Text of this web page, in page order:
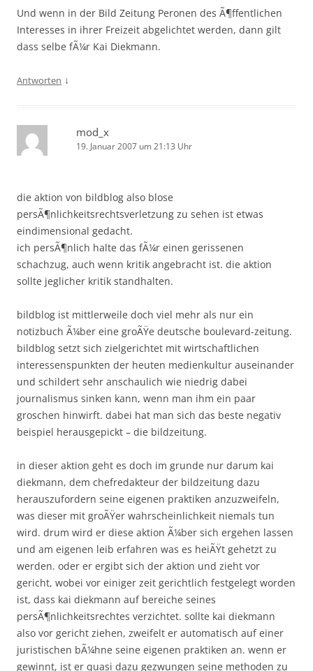
Und wenn in der Bild Zeitung Peronen des Ã¶ffentlichen
Interesses in ihrer Freizeit abgelichtet werden, dann gilt
dass selbe fÃ¼r Kai Diekmann.
Antworten ↓
mod_x
19. Januar 2007 um 21:13 Uhr
die aktion von bildblog also blose
persÃ¶nlichkeitsrechtsverletzung zu sehen ist etwas
eindimensional gedacht.
ich persÃ¶nlich halte das fÃ¼r einen gerissenen
schachzug, auch wenn kritik angebracht ist. die aktion
sollte jeglicher kritik standhalten.
bildblog ist mittlerweile doch viel mehr als nur ein
notizbuch Ã¼ber eine groÃŸe deutsche boulevard-zeitung.
bildblog setzt sich zielgerichtet mit wirtschaftlichen
interessenspunkten der heuten medienkultur auseinander
und schildert sehr anschaulich wie niedrig dabei
journalismus sinken kann, wenn man ihm ein paar
groschen hinwirft. dabei hat man sich das beste negativ
beispiel herausgepickt – die bildzeitung.
in dieser aktion geht es doch im grunde nur darum kai
diekmann, dem chefredakteur der bildzeitung dazu
herauszufordern seine eigenen praktiken anzuzweifeln,
was dieser mit groÃŸer wahrscheinlichkeit niemals tun
wird. drum wird er diese aktion Ã¼ber sich ergehen lassen
und am eigenen leib erfahren was es heiÃŸt gehetzt zu
werden. oder er ergibt sich der aktion und zieht vor
gericht, wobei vor einiger zeit gerichtlich festgelegt worden
ist, dass kai diekmann auf bereiche seines
persÃ¶nlichkeitsrechtes verzichtet. sollte kai diekmann
also vor gericht ziehen, zweifelt er automatisch auf einer
juristischen bÃ¼hne seine eigenen praktiken an. wenn er
gewinnt, ist er quasi dazu gezwungen seine methoden zu